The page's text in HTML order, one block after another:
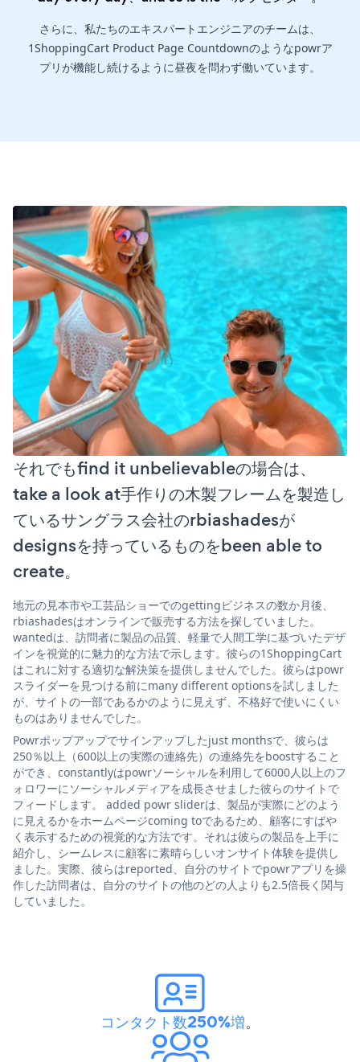
さらに、私たちのエキスパートエンジニアのチームは、
1ShoppingCart Product Page Countdownのようなpowrア
プリが機能し続けるように昼夜を問わず働いています。
それでもfind it unbelievableの場合は、
take a look at手作りの木製フレームを製造し
ているサングラス会社のrbiashadesが
designsを持っているものをbeen able to
create。
地元の見本市や工芸品ショーでのgettingビジネスの数か月後、
rbiashadesはオンラインで販売する方法を探していました。
wantedは、訪問者に製品の品質、軽量で人間工学に基づいたデザ
インを視覚的に魅力的な方法で示します。彼らの1ShoppingCart
はこれに対する適切な解決策を提供しませんでした。彼らはpowr
スライダーを見つける前にmany different optionsを試しました
が、サイトの一部であるかのように見えず、不格好で使いにくい
ものはありませんでした。
Powrポップアップでサインアップしたjust monthsで、彼らは
250％以上（600以上の実際の連絡先）の連絡先をboostすること
ができ、constantlyはpowrソーシャルを利用して6000人以上のフ
ォロワーにソーシャルメディアを成長させました彼らのサイトで
フィードします。 added powr sliderは、製品が実際にどのよう
に見えるかをホームページcoming toであるため、顧客にすばや
く表示するための視覚的な方法です。それは彼らの製品を上手に
紹介し、シームレスに顧客に素晴らしいオンサイト体験を提供し
ました。実際、彼らはreported、自分のサイトでpowrアプリを操
作した訪問者は、自分のサイトの他のどの人よりも2.5倍長く関与
していました。
コンタクト数250%増。